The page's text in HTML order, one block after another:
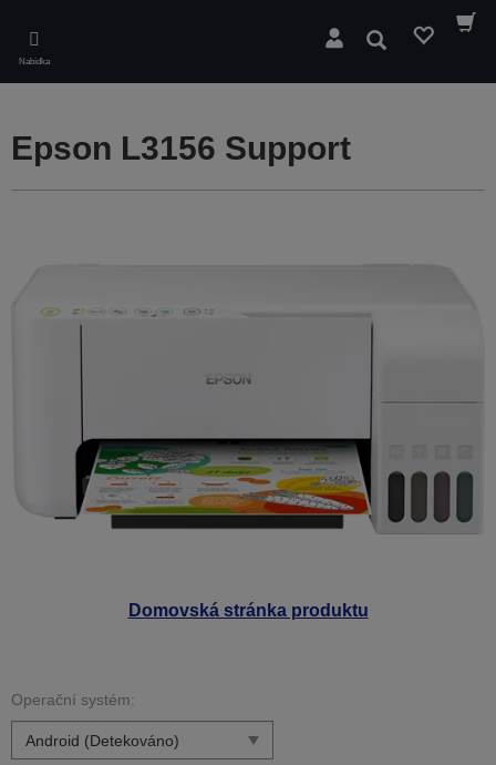
main
content
Nabídka
Hledat
Domovská stránka produktu
Epson L3156 Support
Operační systém: